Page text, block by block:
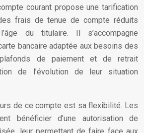
courant propose une tarification
frais de tenue de compte réduits
du titulaire. Il s’accompagne
bancaire adaptée aux besoins des
de paiement et de retrait
de l’évolution de leur situation
de ce compte est sa flexibilité. Les
bénéficier d’une autorisation de